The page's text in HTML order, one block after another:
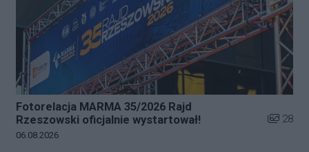
Fotorelacja MARMA 35/2026 Rajd
Rzeszowski oficjalnie wystartował!
Liczba
28
Data dodania galerii:
06.08.2026